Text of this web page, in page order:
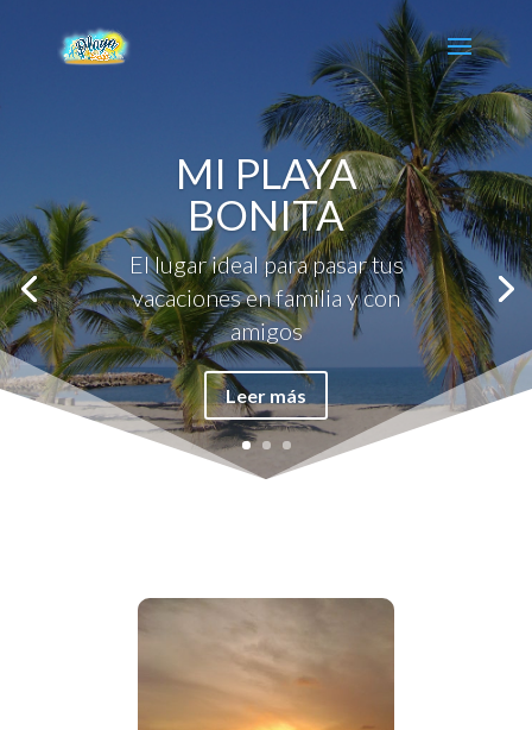
MI PLAYA
BONITA
El lugar ideal para pasar tus
vacaciones en familia y con
amigos
Leer más